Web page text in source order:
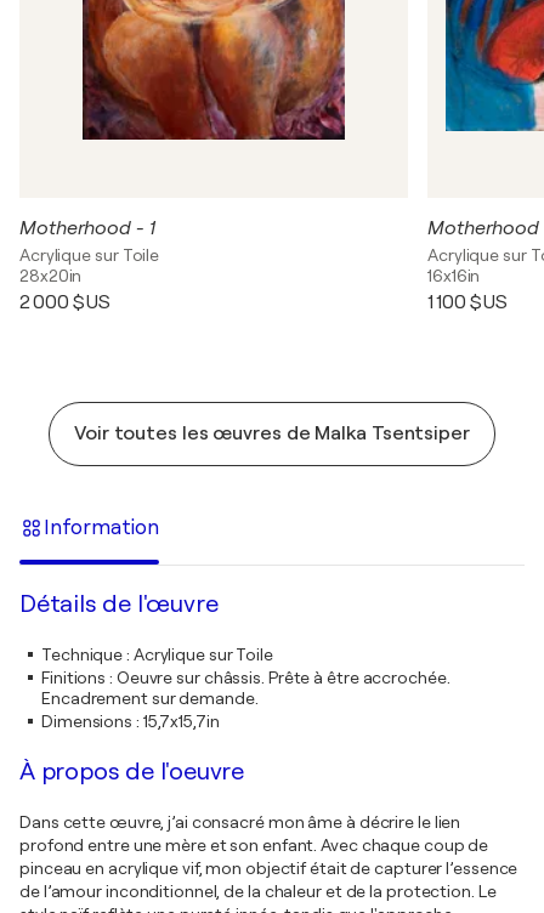
Motherhood - 1
Acrylique sur Toile
28x20in
2 000 $US
Motherhood
Acrylique sur
16x16in
1 100 $US
Voir toutes les œuvres de Malka Tsentsiper
Information
Détails de l'œuvre
Technique: Acrylique sur Toile
Finitions : Oeuvre sur châssis. Prête à être accrochée.
Encadrement sur demande.
Dimensions : 15,7x15,7in
À propos de l'oeuvre
Dans cette œuvre, j’ai consacré mon âme à décrire le lien
profond entre une mère et son enfant. Avec chaque coup de
pinceau en acrylique vif, mon objectif était de capturer l’essence
de l’amour inconditionnel, de la chaleur et de la protection. Le